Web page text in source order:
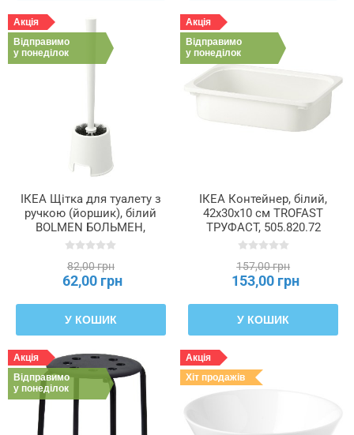
Акція
Відправимо
у понеділок
ІКЕА Щітка для туалету з
ручкою (йоршик), білий
BOLMEN БОЛЬМЕН,
405.744.35
82,00 грн
62,00 грн
У КОШИК
Акція
Відправимо
у понеділок
ІКЕА Контейнер, білий,
42x30x10 см TROFAST
ТРУФАСТ, 505.820.72
157,00 грн
153,00 грн
У КОШИК
Акція
Відправимо
у понеділок
Акція
Хіт продажів